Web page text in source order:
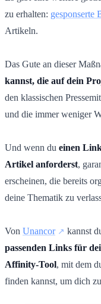
zu erhalten: gesponserte
Artikeln.
Das Gute an dieser
kannst, die auf dein
den klassischen
und die immer weniger
Und wenn du einen
Artikel anforderst,
erscheinen, die bereits
deine Thematik zu
Von Unancor kannst
passenden Links für
Affinity-Tool, mit dem
finden kannst, um dich